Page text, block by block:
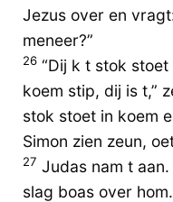
Jezus over en
meneer?”
26 “Dij k t stok
koem stip, dij is t,”
stok stoet in koem
Simon zien zeun,
27 Judas nam t
slag boas over